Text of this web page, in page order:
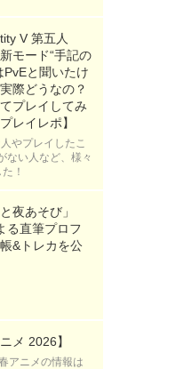
V 第五人
モード“手記の
PvEと聞いたけ
際どうなの？
プレイしてみ
レイレポ】
やプレイしたこ
ない人など、様々
！
夜あそび」
る直筆プロフ
&トレカを公
メ 2026】
アニメの情報は